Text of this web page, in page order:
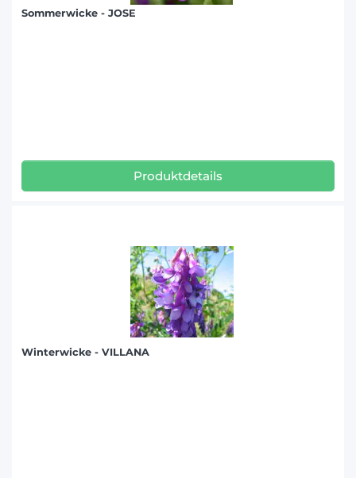
Sommerwicke - JOSE
Produktdetails
Winterwicke - VILLANA